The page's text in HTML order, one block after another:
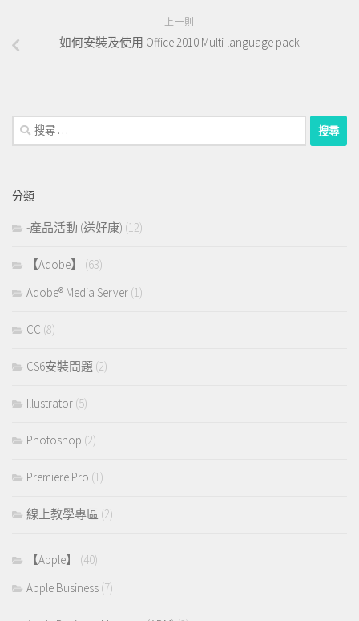
上一則
如何安裝及使用 Office 2010 Multi-language pack
搜
尋：
分類
-產品活動 (送好康) (12)
【Adobe】
(63)
Adobe® Media Server (1)
CC (8)
CS6安裝問題 (2)
Illustrator (5)
Photoshop (2)
Premiere Pro (1)
線上教學專區 (2)
【Apple】
(40)
Apple Business (7)